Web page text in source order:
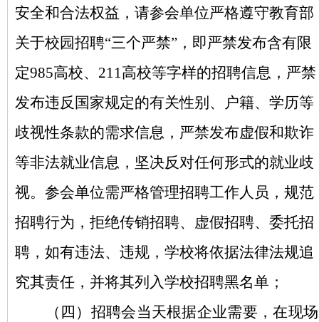
安全和合法权益，请参会单位严格遵守教育部
关于校园招聘“三个严禁”，即严禁发布含有限
定985高校、211高校等字样的招聘信息，严禁
发布违反国家规定的有关性别、户籍、学历等
歧视性条款的需求信息，严禁发布虚假和欺诈
等非法就业信息，坚决反对任何形式的就业歧
视。参会单位需严格管理招聘工作人员，规范
招聘行为，拒绝传销招聘、虚假招聘、委托招
聘，如有违法、违规，学校将依据法律法规追
究其责任，并将其列入学校招聘黑名单；
（四）招聘会当天根据企业需要，在现场